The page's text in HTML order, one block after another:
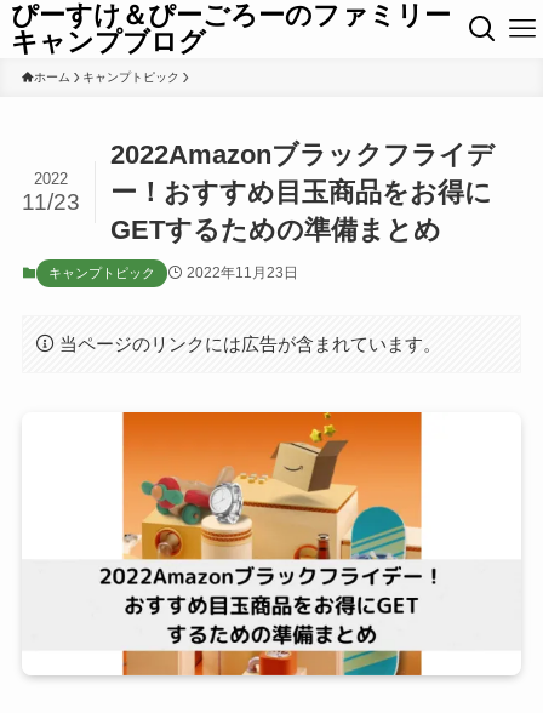
ぴーすけ＆ぴーごろーのファミリー
キャンプブログ
ホーム キャンプトピック
2022Amazonブラックフライデ
ー！おすすめ目玉商品をお得に
GETするための準備まとめ
2022
11/23
キャンプトピック 2022年11月23日
当ページのリンクには広告が含まれています。